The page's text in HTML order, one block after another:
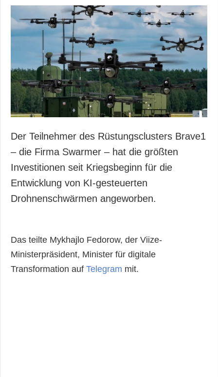
Der Teilnehmer des Rüstungsclusters Brave1
– die Firma Swarmer – hat die größten
Investitionen seit Kriegsbeginn für die
Entwicklung von KI-gesteuerten
Drohnenschwärmen angeworben.
Das teilte Mykhajlo Fedorow, der Viize-
Ministerpräsident, Minister für digitale
Transformation aufTelegram mit.